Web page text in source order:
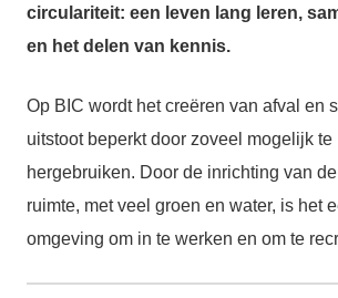
circulariteit: een leven lang leren,
en het delen van kennis.
Op BIC wordt het creëren van afval en
uitstoot beperkt door zoveel mogelijk te
hergebruiken. Door de inrichting van
ruimte, met veel groen en water, is het
omgeving om in te werken en om te